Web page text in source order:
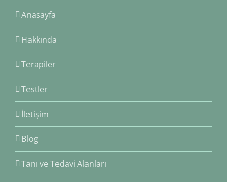
Anasayfa
Hakkında
Terapiler
Testler
İletişim
Blog
Tanı ve Tedavi Alanları